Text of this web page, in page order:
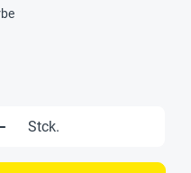
gewünschten
Stck.